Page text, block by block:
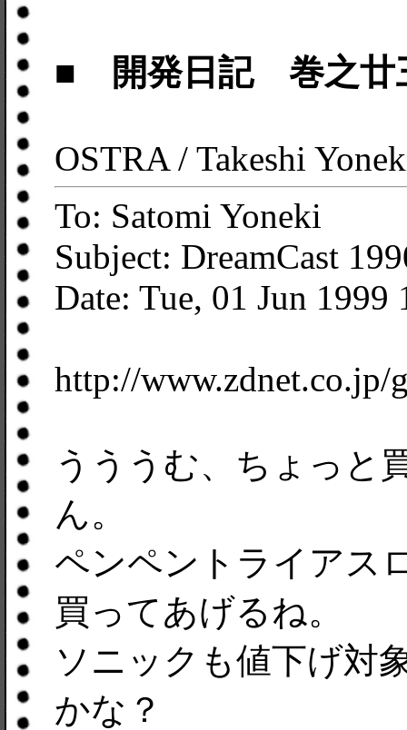
■ 開発日記 巻之廿
OSTRA / Takeshi
To: Satomi Yoneki
Subject: DreamCast
Date: Tue, 01 Jun 1999
http://www.zdnet.co.jp/
うううむ、ちょっと
ん。
ペンペントライアス
買ってあげるね。
ソニックも値下げ対
かな？